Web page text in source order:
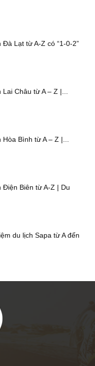
Đà Lạt từ A-Z có “1-0-2”
Châu từ A – Z |...
Bình từ A – Z |...
Điện Biên từ A-Z | Du
du lịch Sapa từ A đến